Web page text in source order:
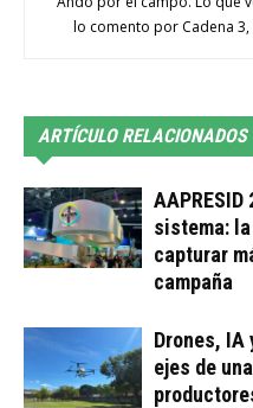
lo comento por Cadena
ARTÍCULO RELACIONADOS
sistema:
capturar
campaña
Drones,
ejes de